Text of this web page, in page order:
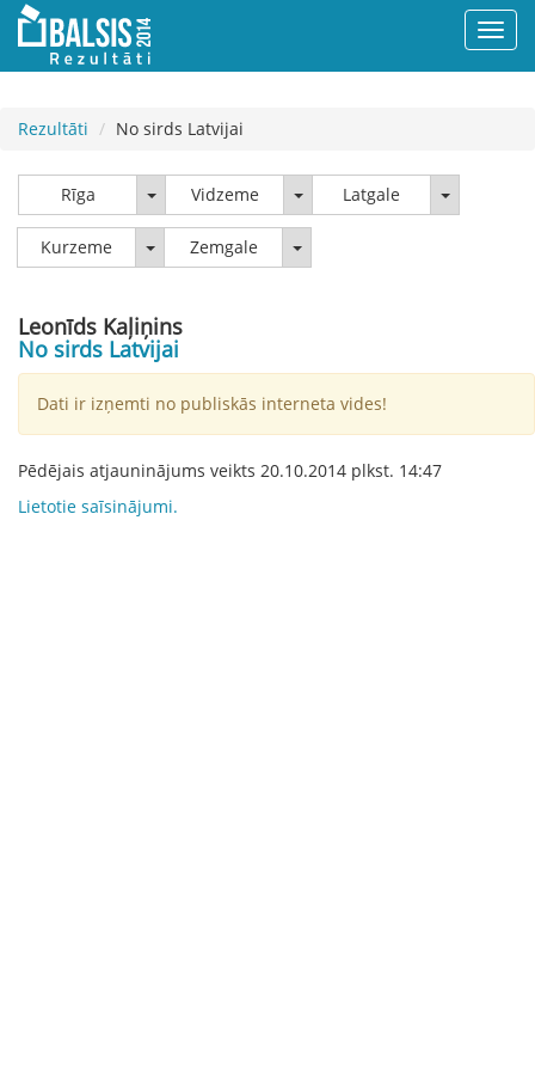
Rezultāti No sirds Latvijai
Rīga Rīga Vidzeme VidzemeLatgale Latgale
Kurzeme KurzemeZemgale Zemgale
Leonīds Kaļiņins
No sirds Latvijai
Dati ir izņemti no publiskās interneta vides!
Pēdējais atjauninājums veikts 20.10.2014 plkst. 14:47
Lietotie saīsinājumi.